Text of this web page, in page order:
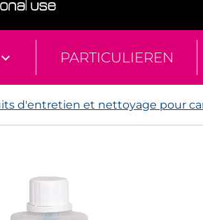
PARTICULIEREN
d'entretien et nettoyage pour